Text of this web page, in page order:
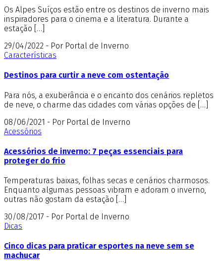
Os Alpes Suíços estão entre os destinos de inverno mais
inspiradores para o cinema e a literatura. Durante a
estação […]
29/04/2022 - Por Portal de Inverno
Características
Destinos para curtir a neve com ostentação
Para nós, a exuberância e o encanto dos cenários repletos
de neve, o charme das cidades com várias opções de […]
08/06/2021 - Por Portal de Inverno
Acessórios
Acessórios de inverno: 7 peças essenciais para
proteger do frio
Temperaturas baixas, folhas secas e cenários charmosos.
Enquanto algumas pessoas vibram e adoram o inverno,
outras não gostam da estação […]
30/08/2017 - Por Portal de Inverno
Dicas
Cinco dicas para praticar esportes na neve sem se
machucar